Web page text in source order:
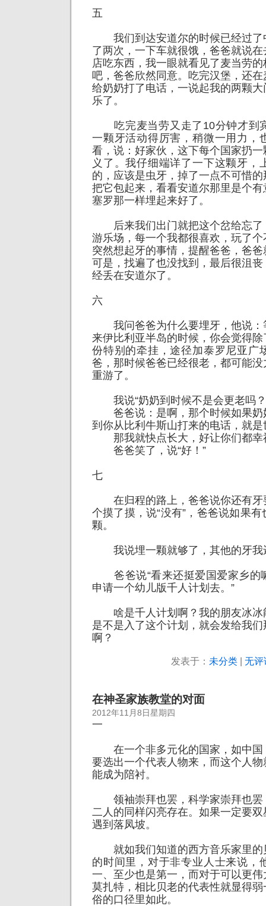
五
我们到达安道尔的时候已经过了
了两次，一下车就很饿，爸爸就说
店吃东西，我一眼就看见了麦当劳
吧，爸爸欣然同意。吃完汉堡，还
给奶奶打了电话，一说起我的两颗
乐了。
吃完麦当劳又走了10分钟才到
一颗牙活动得厉害，稍微一用力，
看，说：好家伙，这下每个国家扔
义了。我仔细端详了一下这颗牙，
的，应该是虫牙，掉了一点不可惜
把它包起来，看看安道尔那里是个
塞罗那一样埋起来好了。
后来我们出门就把这个岔给忘了
游乐场，每一个我都很喜欢，玩了
突然想起牙的事情，提醒爸爸，爸
可是，找遍了也没找到，最后很沮
经丢在安道尔了。
六
我问爸爸为什么要埋牙，他说：
来伊比利亚半岛的时候，你会觉得
份特别的牵挂，途径加泰罗尼亚广
爸，那时候爸爸已经很老，都可能
重游了。
我说“奶奶到时候不是会更老吗？
爸爸说：是啊，那个时候如果奶
到你从比利牛斯山打来的电话，就
那我就快点长大，好让你们都幸
爸爸笑了，说“好！”
七
在归程的路上，爸爸说你还有牙
个摸了摸，说“没有”，爸爸说如果
颗。
我说埋一颗就够了，其他的牙我
爸爸说“看来还挺爱国爱家乡的
申请一个幼儿版千人计划去。”
啥是千人计划啊？我的朋友冰冰
是不是入了这个计划，就会发给我
啊？
发表于： 未分类| 无评
在神圣家族教堂的对面
2012年11月8日星期四
一
在一个非多元化的国家，如中国
要选出一个代表人物来，而这个人
能成为陪衬。
领袖崇拜也罢，科学家崇拜也罢
二人的同样闪亮存在。如果一定要
遇到落凤坡。
就如我们知道的西方音乐家里的
的时间里，对于非专业人士来说，
一、至少也是第一，而对于可以更
莫扎特，相比贝老的代表性就显得
俗的口径里如此。